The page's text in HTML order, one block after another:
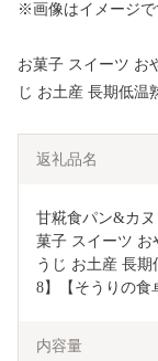
※画像はイメージで
お菓子 スイーツ お
じ お土産 長期低温
返礼品名
甘糀食パン&カ
菓子 スイーツ お
うじ お土産 長期
8】【そうりの食
内容量